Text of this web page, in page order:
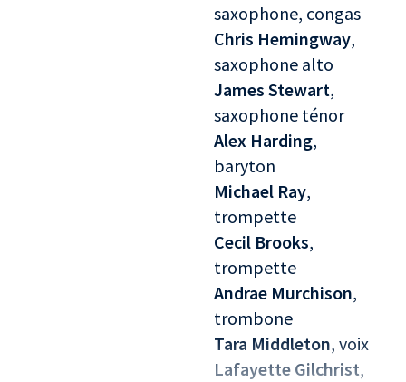
saxophone, congas
Chris Hemingway,
saxophone alto
James Stewart,
saxophone ténor
Alex Harding,
baryton
Michael Ray,
trompette
Cecil Brooks,
trompette
Andrae Murchison,
trombone
Tara Middleton, voix
Lafayette Gilchrist,